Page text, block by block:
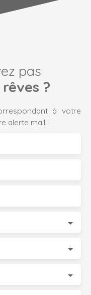
pas
?
à votre
alerte mail !